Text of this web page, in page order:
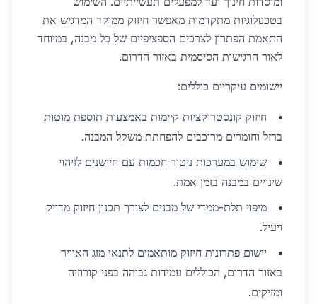
בטכנולוגיות מתקדמות מאפשר חיזוק ממוקד המדגיש את
התאמת הפתרון לצרכים הספציפיים של כל מבנה, במיוחד
לאור הרגישות הסיסמית באזור הדרום.
יישומים עיקריים כוללים:
חיזוק קונסטרוקציות קיימות באמצעות תוספת מוטות
ברזל וחומרים מרוכבים להפחתת משקל המבנה.
שימוש במערכות ניטור חכמות עם חיישנים לזיהוי
שינויים במבנה בזמן אמת.
מיפוי תלת-ממדי של מבנים לצורך תכנון חיזוק מדויק
ויעיל.
יישום פתרונות חיזוק מותאמים לתנאי מזג האוויר
באזור הדרום, הכוללים עמידות גבוהה בפני קורוזיה
ומזיקים.